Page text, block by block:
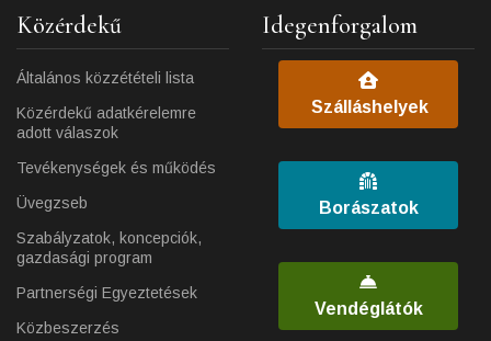
Közérdekű
Általános közzétételi lista
Közérdekű adatkérelemre
adott válaszok
Tevékenységek és működés
Üvegzseb
Szabályzatok, koncepciók,
gazdasági program
Partnerségi Egyeztetések
Közbeszerzés
Idegenforgalom
Szálláshelyek
Borászatok
Vendéglátók